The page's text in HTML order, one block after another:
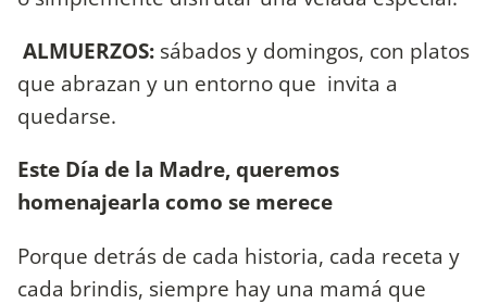
ALMUERZOS: sábados y domingos, con platos
que abrazan y un entorno que invita a
quedarse.
Este Día de la Madre, queremos
homenajearla como se merece
Porque detrás de cada historia, cada receta y
cada brindis, siempre hay una mamá que